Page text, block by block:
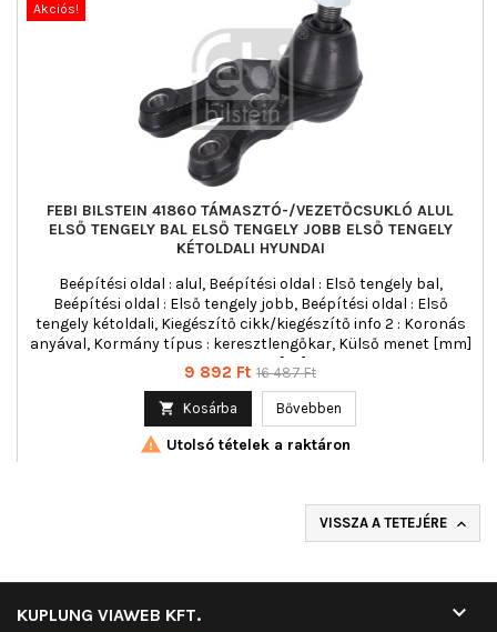
Akciós!
FEBI BILSTEIN 41860 TÁMASZTÓ-/VEZETŐCSUKLÓ ALUL
ELSŐ TENGELY BAL ELSŐ TENGELY JOBB ELSŐ TENGELY
KÉTOLDALI HYUNDAI
Beépítési oldal : alul, Beépítési oldal : Első tengely bal,
Beépítési oldal : Első tengely jobb, Beépítési oldal : Első
tengely kétoldali, Kiegészítő cikk/kiegészítő info 2 : Koronás
anyával, Kormány típus : keresztlengőkar, Külső menet [mm]
: M16 x 1,5, Tömeg [kg] : 1,38
Ár
9 892 Ft Normál
16 487 Ft
 Kosárba Bővebben
 Utolsó tételek a raktáron
VISSZA A TETEJÉRE 
KUPLUNG VIAWEB KFT. 